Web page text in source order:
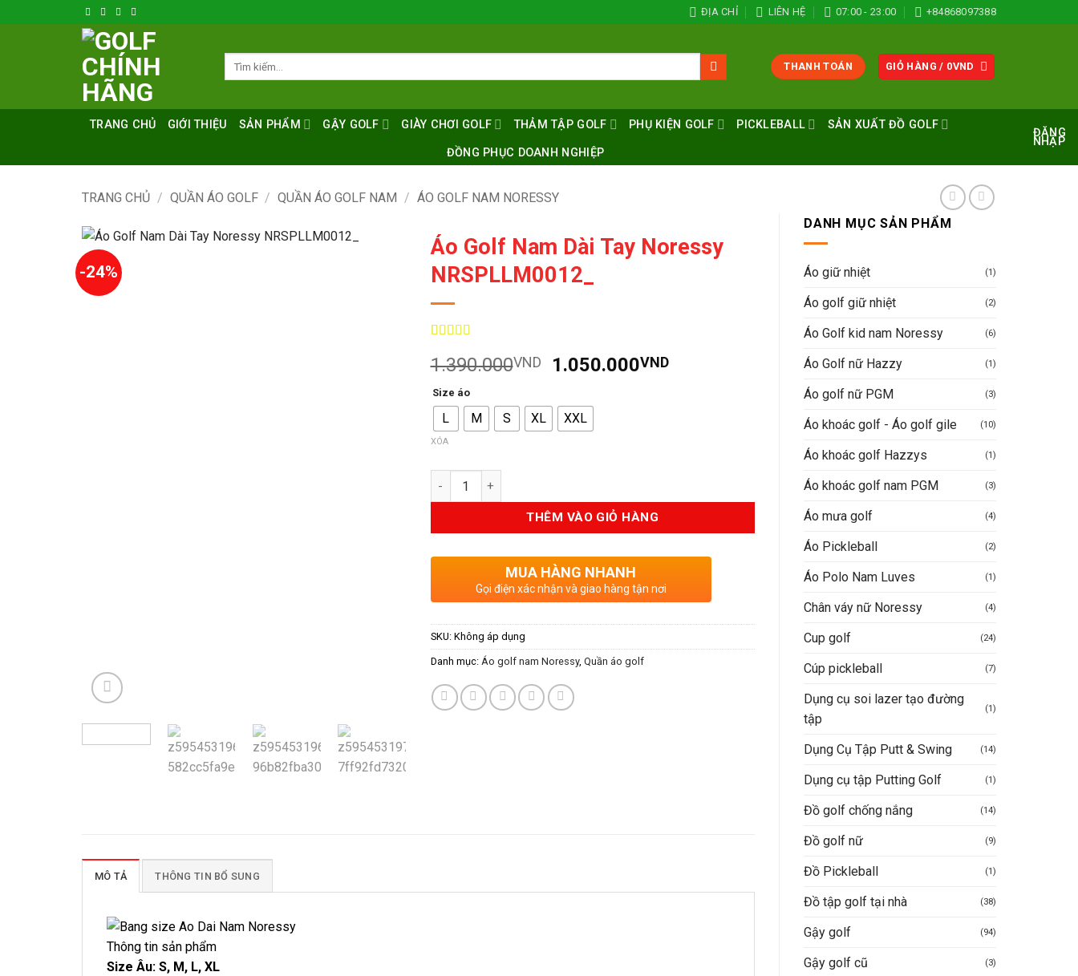
qua
ĐỊA CHỈ LIÊN HỆ 07:00 - 23:00 +84868097388
THANH TOÁN GIỎ HÀNG / 0VND
TRANG CHỦ GIỚI THIỆU SẢN PHẨM GẬY GOLF GIÀY CHƠI GOLF THẢM TẬP GOLF PHỤ KIỆN GOLF PICKLEBALL SẢN XUẤT ĐỒ GOLF
ĐỒNG PHỤC DOANH NGHIỆP
ĐĂNG
NHẬP
TRANG CHỦ / QUẦN ÁO GOLF / QUẦN ÁO GOLF NAM / ÁO GOLF NAM NORESSY
DANH MỤC SẢN PHẨM
Áo giữ nhiệt (1)
Áo golf giữ nhiệt (2)
Áo Golf kid nam Noressy (6)
Áo Golf nữ Hazzy (1)
Áo golf nữ PGM (3)
Áo khoác golf - Áo golf gile (10)
Áo khoác golf Hazzys (1)
Áo khoác golf nam PGM (3)
Áo mưa golf (4)
Áo Pickleball (2)
Áo Polo Nam Luves (1)
Chân váy nữ Noressy (4)
Cup golf (24)
Cúp pickleball (7)
Dụng cụ soi lazer tạo đường
tập
(1)
Dụng Cụ Tập Putt & Swing (14)
Dụng cụ tập Putting Golf (1)
Đồ golf chống nắng (14)
Đồ golf nữ (9)
Đồ Pickleball (1)
Đồ tập golf tại nhà (38)
Gậy golf (94)
Gậy golf cũ (3)
-24%
Áo Golf Nam Dài Tay Noressy
NRSPLLM0012_
trênđánh
giá
1.390.000VND
Giá
là:
1.390.000VND.
1.050.000VNDGiá
Size áo
L M S XL XXL
XÓA
Số lượng
THÊM VÀO GIỎ HÀNG
MUA HÀNG NHANH
Gọi điện xác nhận và giao hàng tận nơi
SKU: Không áp dụng
Danh mục: Áo golf nam Noressy, Quần áo golf
MÔ TẢ THÔNG TIN BỔ SUNG
Thông tin sản phẩm
Size Âu: S, M, L, XL